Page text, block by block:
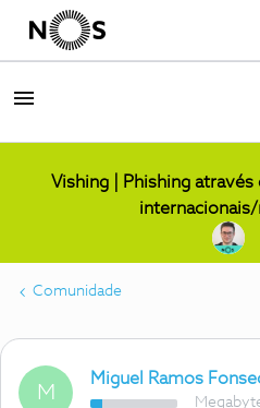
Vishing | Phishing através
internacionais/
Comunidade
M
Miguel Ramos